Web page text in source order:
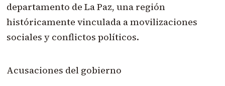
departamento de La Paz, una región
históricamente vinculada a movilizaciones
sociales y conflictos políticos.
Acusaciones del gobierno